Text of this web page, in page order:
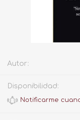
Autor:
Disponibilidad: